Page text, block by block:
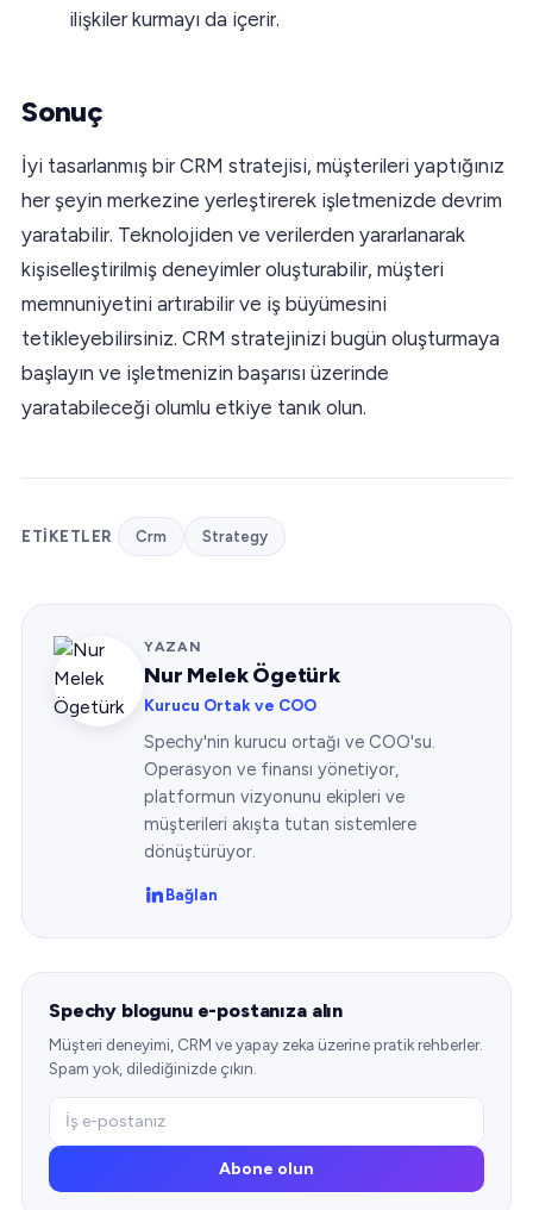
ilişkiler kurmayı da içerir.
Sonuç
İyi tasarlanmış bir CRM stratejisi, müşterileri yaptığınız
her şeyin merkezine yerleştirerek işletmenizde devrim
yaratabilir. Teknolojiden ve verilerden yararlanarak
kişiselleştirilmiş deneyimler oluşturabilir, müşteri
memnuniyetini artırabilir ve iş büyümesini
tetikleyebilirsiniz. CRM stratejinizi bugün oluşturmaya
başlayın ve işletmenizin başarısı üzerinde
yaratabileceği olumlu etkiye tanık olun.
ETIKETLER Crm Strategy
YAZAN
Nur Melek Ögetürk
Kurucu Ortak ve COO
Spechy'nin kurucu ortağı ve COO'su.
Operasyon ve finansı yönetiyor,
platformun vizyonunu ekipleri ve
müşterileri akışta tutan sistemlere
dönüştürüyor.
Bağlan
Spechy blogunu e-postanıza alın
Müşteri deneyimi, CRM ve yapay zeka üzerine pratik rehberler.
Spam yok, dilediğinizde çıkın.
Abone olun